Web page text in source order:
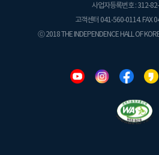
사업자등록번호 : 312-
고객센터 041-560-0114. FAX
ⓒ 2018 THE INDEPENDENCE HALL OF